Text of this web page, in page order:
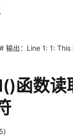
输出：Line 1: 1:
函数读